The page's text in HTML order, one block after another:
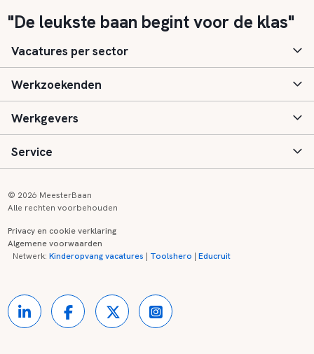
"De leukste baan begint voor de klas"
Vacatures per sector
Basisonderwijs
Speciaal (basis) onderwijs
Voortgezet onderwijs
Kinderopvang
Werkzoekenden
Aanmelden
Vacatures
Zij-instroom informatie
Onderwijsregio's
Werkgevers
Inloggen
Registreren
Contact
Service
Onderwijs links
Partners
© 2026 MeesterBaan
Alle rechten voorbehouden
Privacy en cookie verklaring
Algemene voorwaarden
Netwerk:Kinderopvang vacatures | Toolshero |Educruit